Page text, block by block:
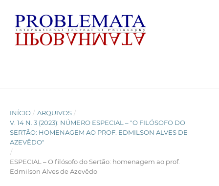
INÍCIO / ARQUIVOS /
V. 14 N. 3 (2023): NÚMERO ESPECIAL – "O FILÓSOFO DO
SERTÃO: HOMENAGEM AO PROF. EDMILSON ALVES DE
AZEVÊDO"
/
ESPECIAL – O filósofo do Sertão: homenagem ao prof.
Edmilson Alves de Azevêdo